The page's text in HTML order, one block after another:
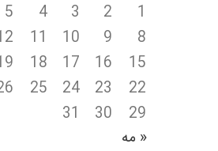
1
2
3
4
5
8
9
10
11
15
16
17
18
22
23
24
25
29
30
31
« مه